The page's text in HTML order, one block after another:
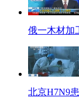
俄一木材加
北京H7N9